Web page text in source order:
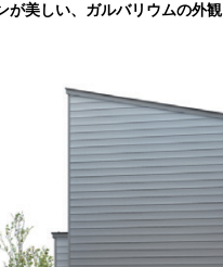
が美しい、ガルバリウムの外観